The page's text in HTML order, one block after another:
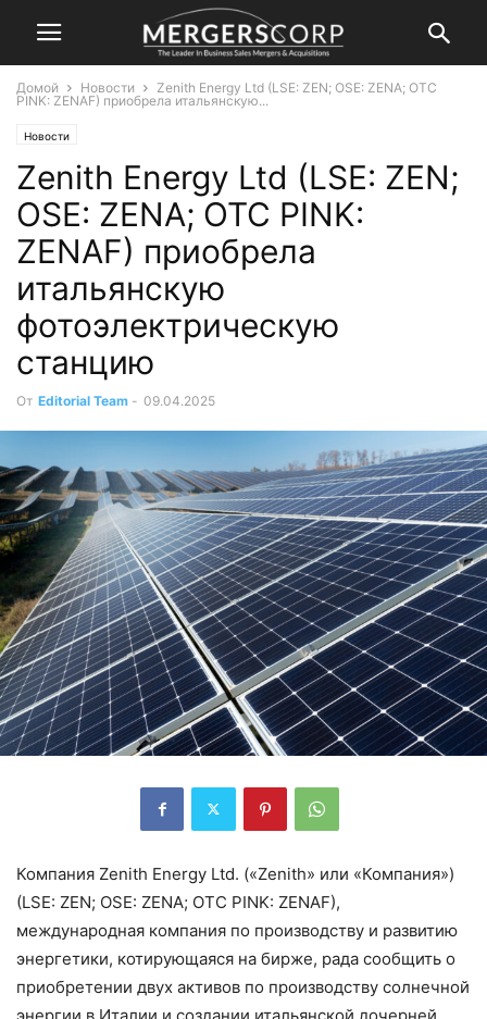
Домой Новости
Zenith Energy Ltd (LSE: ZEN; OSE: ZENA; OTC
PINK: ZENAF) приобрела итальянскую...
Новости
Zenith Energy Ltd (LSE: ZEN;
OSE: ZENA; OTC PINK:
ZENAF) приобрела
итальянскую
фотоэлектрическую
станцию
От Editorial Team - 09.04.2025
Компания Zenith Energy Ltd. («Zenith» или «Компания»)
(LSE: ZEN; OSE: ZENA; OTC PINK: ZENAF),
международная компания по производству и развитию
энергетики, котирующаяся на бирже, рада сообщить о
приобретении двух активов по производству солнечной
энергии в Италии и создании итальянской дочерней